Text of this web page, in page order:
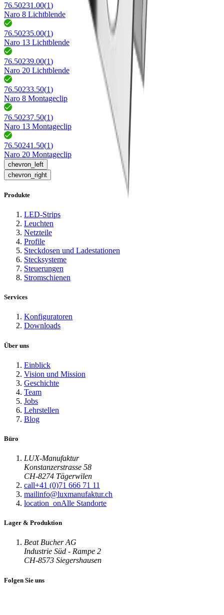
76.50231.00(1)
Naro 8 Lichtblende
76.50235.00(1)
Naro 13 Lichtblende
76.50239.00(1)
Naro 20 Lichtblende
76.50233.50(1)
Naro 8 Montageclip
76.50237.50(1)
Naro 13 Montageclip
76.50241.50(1)
Naro 20 Montageclip
chevron_left
chevron_right
Produkte
LED-Strips
Leuchten
Netzteile
Profile
Steckdosen und Ladestationen
Stecksysteme
Steuerungen
Stromschienen
Services
Konfiguratoren
Downloads
Über uns
Einblick
Vision und Mission
Geschichte
Team
Jobs
Lehrstellen
Blog
Büro
LUX-Manufaktur
Konstanzerstrasse 58
CH-8274 Tägerwilen
call+41 (0)71 666 71 11
mailinfo@luxmanufaktur.ch
location_onAlle Standorte
Lager & Produktion
Beat Bucher AG
Industrie Süd - Rampe 2
CH-8573 Siegershausen
Folgen Sie uns